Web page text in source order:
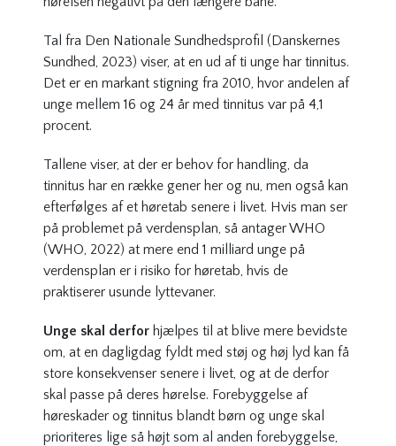
Tal fra Den Nationale Sundhedsprofil (Danskernes
Sundhed, 2023) viser, at en ud af ti unge har tinnitus.
Det er en markant stigning fra 2010, hvor andelen af
unge mellem 16 og 24 år med tinnitus var på 4,1
procent.
Tallene viser, at der er behov for handling, da
tinnitus har en række gener her og nu, men også kan
efterfølges af et høretab senere i livet. Hvis man ser
på problemet på verdensplan, så antager WHO
(WHO, 2022) at mere end 1 milliard unge på
verdensplan er i risiko for høretab, hvis de
praktiserer usunde lyttevaner.
Unge skal derfor hjælpes til at blive mere bevidste
om, at en dagligdag fyldt med støj og høj lyd kan få
store konsekvenser senere i livet, og at de derfor
skal passe på deres hørelse. Forebyggelse af
høreskader og tinnitus blandt børn og unge skal
prioriteres lige så højt som al anden forebyggelse,